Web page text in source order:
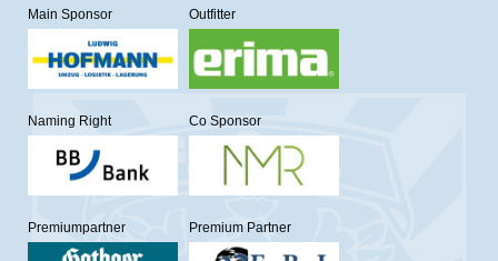
Main Sponsor Outfitter
Naming Right Co Sponsor
Premiumpartner Premium Partner